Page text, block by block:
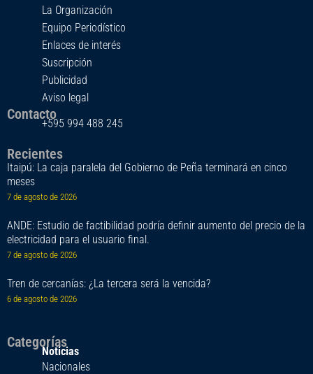
La Organización
Equipo Periodístico
Enlaces de interés
Suscripción
Publicidad
Aviso legal
Contacto
+595 994 488 245
Recientes
Itaipú: La caja paralela del Gobierno de Peña terminará en cinco
meses
7 de agosto de 2026
ANDE: Estudio de factibilidad podría definir aumento del precio de la
electricidad para el usuario final.
7 de agosto de 2026
Tren de cercanías: ¿La tercera será la vencida?
6 de agosto de 2026
Categorías
Noticias
Nacionales